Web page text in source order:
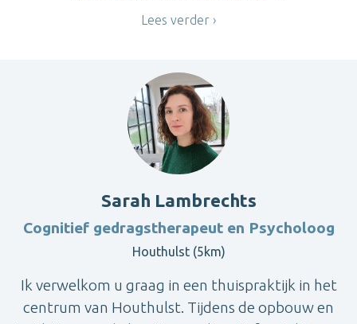
Lees verder
Sarah Lambrechts
Cognitief gedragstherapeut en Psycholoog
Houthulst (5km)
Ik verwelkom u graag in een thuispraktijk in het
centrum van Houthulst. Tijdens de opbouw en